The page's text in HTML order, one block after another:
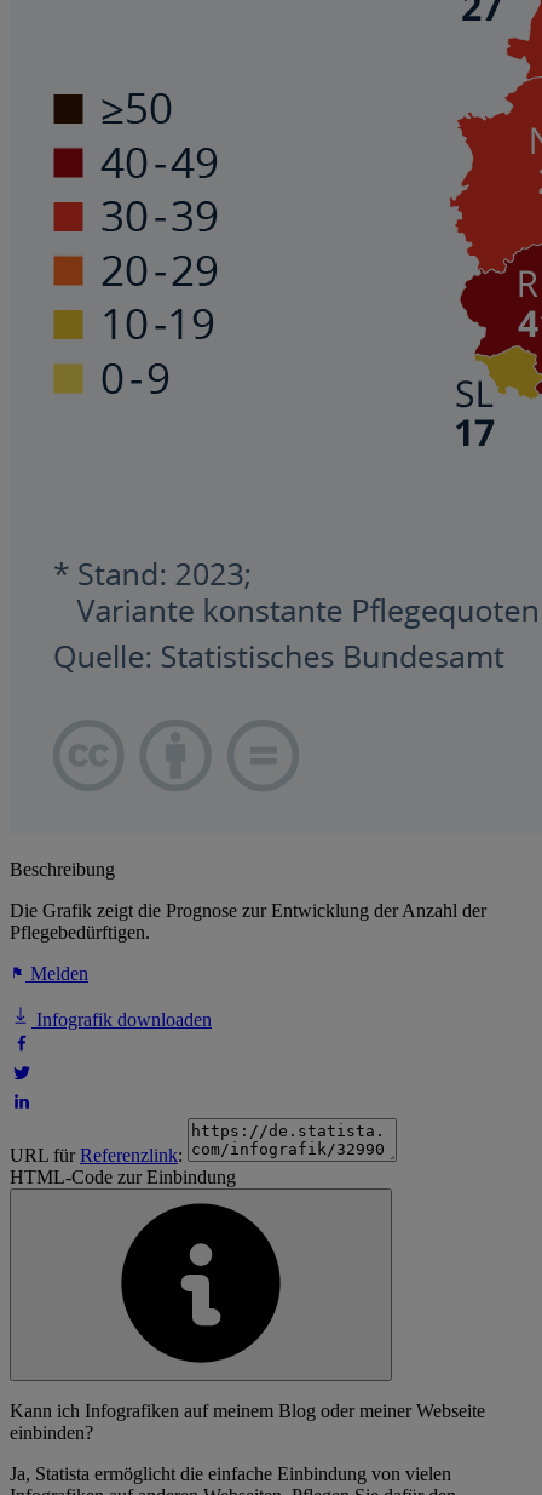
Beschreibung
Die Grafik zeigt die Prognose zur Entwicklung der Anzahl der
Pflegebedürftigen.
Melden
Infografik downloaden
URL fürReferenzlink:
HTML-Code zur Einbindung
Kann ich Infografiken auf meinem Blog oder meiner Webseite
einbinden?
Ja, Statista ermöglicht die einfache Einbindung von vielen